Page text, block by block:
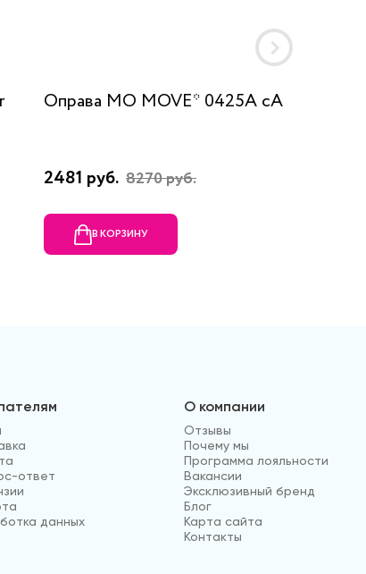
Оправа MO MOVE* 0425A cA
2481 руб. 8270 руб.
В КОРЗИНУ
ответ
данных
О компании
Отзывы
Почему мы
Программа лояльности
Вакансии
Эксклюзивный бренд
Блог
Карта сайта
Контакты